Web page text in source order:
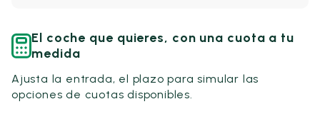
El coche que quieres, con una cuota a tu
medida
Ajusta la entrada, el plazo para simular las
opciones de cuotas disponibles.